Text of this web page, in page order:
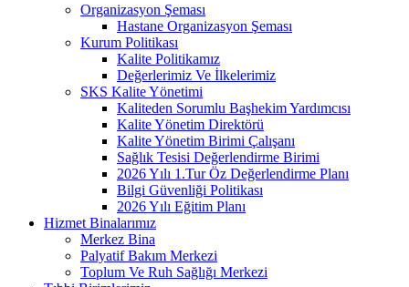
Organizasyon Şeması
Hastane Organizasyon Şeması
Kurum Politikası
Kalite Politikamız
Değerlerimiz Ve İlkelerimiz
SKS Kalite Yönetimi
Kaliteden Sorumlu Başhekim Yardımcısı
Kalite Yönetim Direktörü
Kalite Yönetim Birimi Çalışanı
Sağlık Tesisi Değerlendirme Birimi
2026 Yılı 1.Tur Öz Değerlendirme Planı
Bilgi Güvenliği Politikası
2026 Yılı Eğitim Planı
Hizmet Binalarımız
Merkez Bina
Palyatif Bakım Merkezi
Toplum Ve Ruh Sağlığı Merkezi